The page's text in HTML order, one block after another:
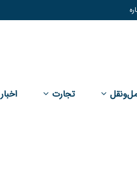
تجارت اخبار